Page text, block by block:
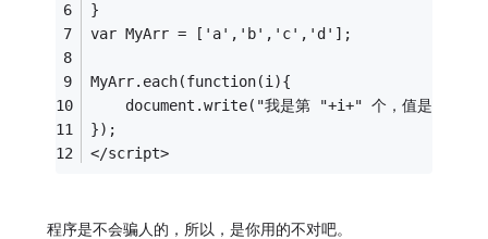
}
var MyArr = ['a','b','c','d'];
MyArr.each(function(i){
document.write("我是第 "+i+" 个，值是
});
</script>
程序是不会骗人的，所以，是你用的不对吧。